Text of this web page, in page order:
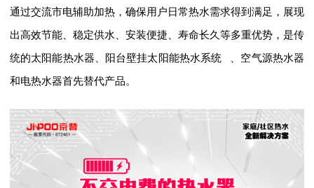
通过交流市电辅助加热，确保用户日常热水需求得到满足，展现
出高效节能、稳定供水、安装便捷、寿命长久等多重优势，是传
统的太阳能热水器、阳台壁挂太阳能热水系统 、 空气源热水器
和电热水器首先替代产品。